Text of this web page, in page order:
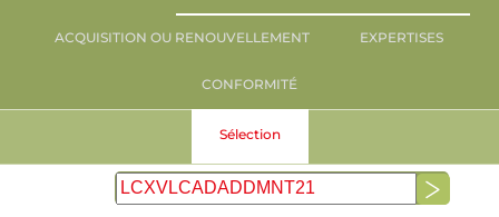
ACQUISITION OU RENOUVELLEMENT EXPERTISES
CONFORMITÉ
Sélection